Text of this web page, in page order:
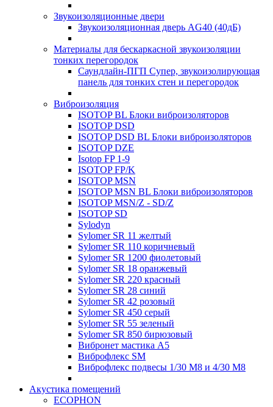
Звукоизоляционные двери
Звукоизоляционная дверь AG40 (40дБ)
Материалы для бескаркасной звукоизоляции
тонких перегородок
Саундлайн-ПГП Супер, звукоизолирующая
панель для тонких стен и перегородок
Виброизоляция
ISOTOP BL Блоки виброизоляторов
ISOTOP DSD
ISOTOP DSD BL Блоки виброизоляторов
ISOTOP DZE
Isotop FP 1-9
ISOTOP FP/K
ISOTOP MSN
ISOTOP MSN BL Блоки виброизоляторов
ISOTOP MSN/Z - SD/Z
ISOTOP SD
Sylodyn
Sylomer SR 11 желтый
Sylomer SR 110 коричневый
Sylomer SR 1200 фиолетовый
Sylomer SR 18 оранжевый
Sylomer SR 220 красный
Sylomer SR 28 синий
Sylomer SR 42 розовый
Sylomer SR 450 серый
Sylomer SR 55 зеленый
Sylomer SR 850 бирюзовый
Вибронет мастика А5
Виброфлекс SM
Виброфлекс подвесы 1/30 М8 и 4/30 М8
Акустика помещений
ECOPHON